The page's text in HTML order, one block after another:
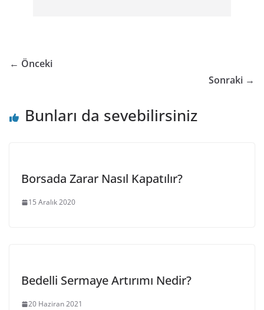
← Önceki
Sonraki →
Bunları da sevebilirsiniz
Borsada Zarar Nasıl Kapatılır?
15 Aralık 2020
Bedelli Sermaye Artırımı Nedir?
20 Haziran 2021